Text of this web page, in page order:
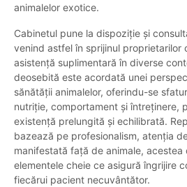
animalelor exotice.
Cabinetul pune la dispoziție și
venind astfel în sprijinul proprietarilor
asistență suplimentară în diverse
deosebită este acordată unei
sănătății animalelor, oferindu-se
nutriție, comportament și întreținere,
existență prelungită și echilibrată.
bazează pe profesionalism, atenția
manifestată față de animale, acestea
elementele cheie ce asigură îngrijire
fiecărui pacient necuvântător.